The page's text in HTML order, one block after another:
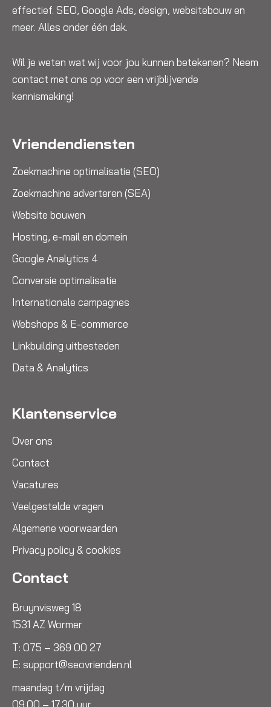
effectief. SEO, Google Ads, design, websitebouw en
meer. Alles onder één dak.
Wil je weten wat wij voor jou kunnen betekenen? Neem
contact met ons op voor een vrijblijvende
kennismaking!
Vriendendiensten
Zoekmachine optimalisatie (SEO)
Zoekmachine adverteren (SEA)
Website bouwen
Hosting, e-mail en domein
Google Analytics 4
Conversie optimalisatie
Internationale campagnes
Webshops & E-commerce
Linkbuilding uitbesteden
Data & Analytics
Klantenservice
Over ons
Contact
Vacatures
Veelgestelde vragen
Algemene voorwaarden
Privacy policy & cookies
Contact
Bruynvisweg 18
1531 AZ Wormer
T: 075 – 369 00 27
E: support@seovrienden.nl
maandag t/m vrijdag
09.00 – 17.30 uur